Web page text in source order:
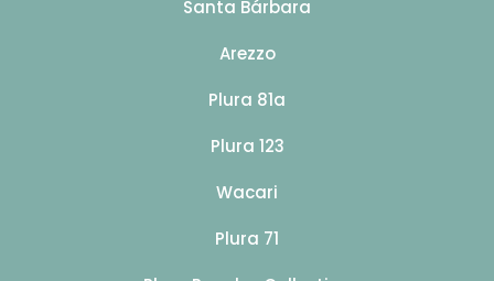
Santa Bárbara
Arezzo
Plura 81a
Plura 123
Wacari
Plura 71